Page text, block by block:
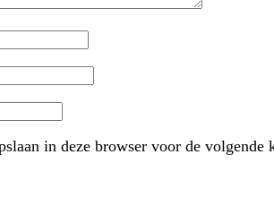
in deze browser voor de volgende